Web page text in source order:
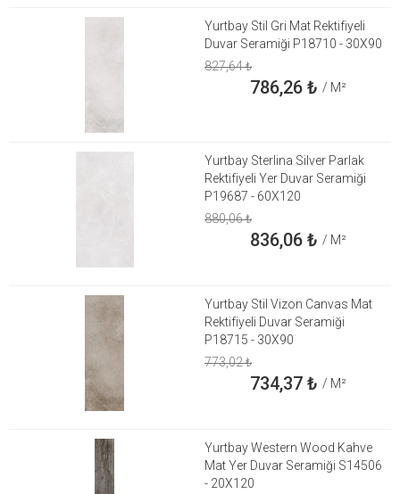
Yurtbay Stil Gri Mat Rektifiyeli
Duvar Seramiği P18710 - 30X90
827,64₺
786,26₺ / M²
Yurtbay Sterlina Silver Parlak
Rektifiyeli Yer Duvar Seramiği
P19687 - 60X120
880,06₺
836,06₺ / M²
Yurtbay Stil Vizon Canvas Mat
Rektifiyeli Duvar Seramiği
P18715 - 30X90
773,02₺
734,37₺ / M²
Yurtbay Western Wood Kahve
Mat Yer Duvar Seramiği S14506
- 20X120